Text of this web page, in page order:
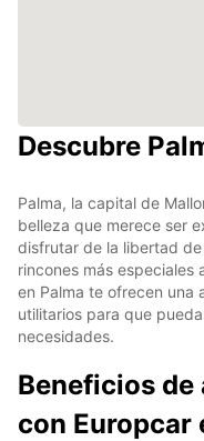
Descubre
Palma, la capital de
belleza que merece ser
disfrutar de la libertad
rincones más especiales
en Palma te ofrecen una
utilitarios para que
necesidades.
Beneficios
con Europcar